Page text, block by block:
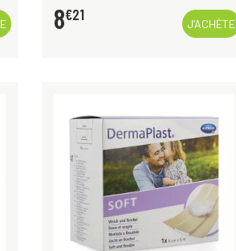
8€21
J’ACHÈTE